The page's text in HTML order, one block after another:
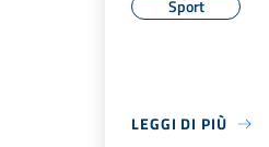
Sport
LEGGI DI PIÙ